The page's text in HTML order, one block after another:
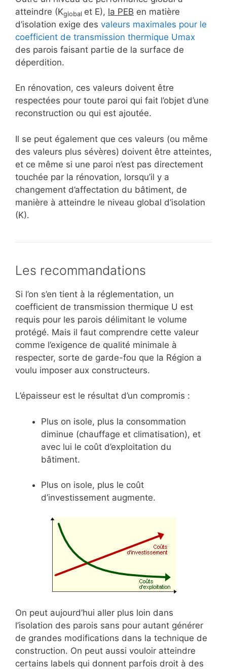
atteindre (Kglobal et E), la PEB en matière
d’isolation exige des valeurs maximales pour le
coefficient de transmission thermique Umax
des parois faisant partie de la surface de
déperdition.
En rénovation, ces valeurs doivent être
respectées pour toute paroi qui fait l’objet d’une
reconstruction ou qui est ajoutée.
Il se peut également que ces valeurs (ou même
des valeurs plus sévères) doivent être atteintes,
et ce même si une paroi n’est pas directement
touchée par la rénovation, lorsqu’il y a
changement d’affectation du bâtiment, de
manière à atteindre le niveau global d’isolation
(K).
Les recommandations
Si l’on s’en tient à la réglementation, un
coefficient de transmission thermique U est
requis pour les parois délimitant le volume
protégé. Mais il faut comprendre cette valeur
comme l’exigence de qualité minimale à
respecter, sorte de garde-fou que la Région a
voulu imposer aux constructeurs.
L’épaisseur est le résultat d’un compromis :
Plus on isole, plus la consommation
diminue (chauffage et climatisation), et
avec lui le coût d’exploitation du
bâtiment.
Plus on isole, plus le coût
d’investissement augmente.
On peut aujourd’hui aller plus loin dans
l’isolation des parois sans pour autant générer
de grandes modifications dans la technique de
construction. On peut aussi vouloir atteindre
certains labels qui donnent parfois droit à des